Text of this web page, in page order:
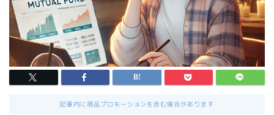
記事内に商品プロモーションを含む場合があります